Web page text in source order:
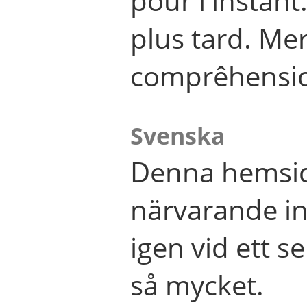
plus tard.
Svenska
Denna
närvarande
igen vid ett
så mycket.